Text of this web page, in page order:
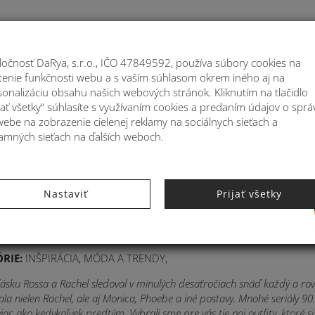
MÓDNE DOPLNKY BYTOVÉ
90. rokov je späť!
Priateľmi
INŠPIRÁCIA, MÓDA A TRENDY,
Rossa a Rachel sledoval v minulých desaťročiach snáď každý a
nielen Rachel, ale aj Monica, Phoebe a iné postavy. Mnohé seriály
DaRya, s.r.o., IČO 47849592, používa súbory cookies na
funkčnosti webu a s vaším súhlasom okrem iného aj na
obsahu našich webových stránok. Kliknutím na tlačidlo
všetky“ súhlasíte s využívaním cookies a predaním údajov o
na zobrazenie cielenej reklamy na sociálnych sieťach a
sieťach na ďalších weboch.
Nastaviť Prijať všetky